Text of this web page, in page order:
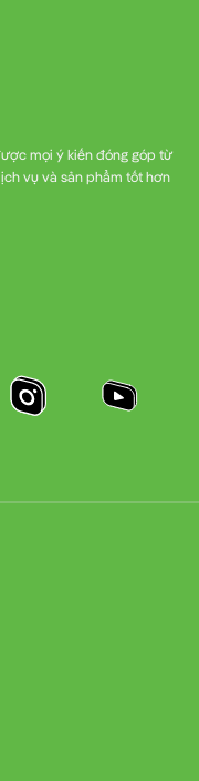
mọi ý kiến đóng góp từ
vụ và sản phẩm tốt hơn